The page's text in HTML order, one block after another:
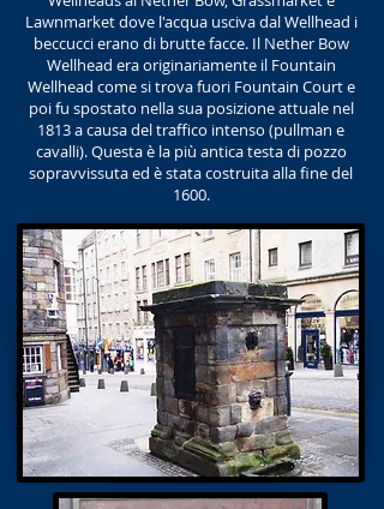
Lawnmarket dove l'acqua usciva dal Wellhead i
beccucci erano di brutte facce. Il Nether Bow
Wellhead era originariamente il Fountain
Wellhead come si trova fuori Fountain Court e
poi fu spostato nella sua posizione attuale nel
1813 a causa del traffico intenso (pullman e
cavalli). Questa è la più antica testa di pozzo
sopravvissuta ed è stata costruita alla fine del
1600.